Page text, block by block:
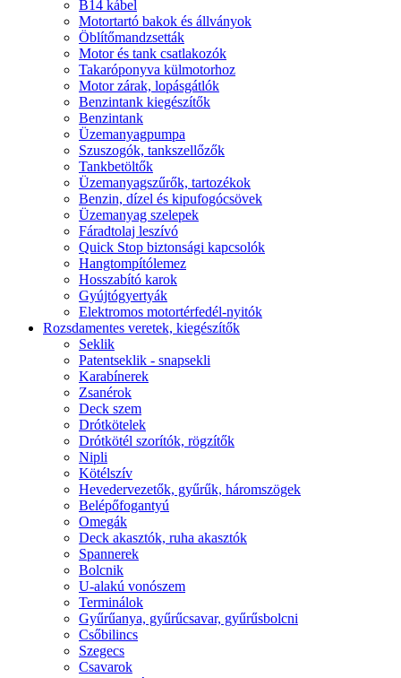
B14 kábel
Motortartó bakok és állványok
Öblítőmandzsetták
Motor és tank csatlakozók
Takaróponyva külmotorhoz
Motor zárak, lopásgátlók
Benzintank kiegészítők
Benzintank
Üzemanyagpumpa
Szuszogók, tankszellőzők
Tankbetöltők
Üzemanyagszűrők, tartozékok
Benzin, dízel és kipufogócsövek
Üzemanyag szelepek
Fáradtolaj leszívó
Quick Stop biztonsági kapcsolók
Hangtompítólemez
Hosszabító karok
Gyújtógyertyák
Elektromos motortérfedél-nyitók
Rozsdamentes veretek, kiegészítők
Seklik
Patentseklik - snapsekli
Karabínerek
Zsanérok
Deck szem
Drótkötelek
Drótkötél szorítók, rögzítők
Nipli
Kötélszív
Hevedervezetők, gyűrűk, háromszögek
Belépőfogantyú
Omegák
Deck akasztók, ruha akasztók
Spannerek
Bolcnik
U-alakú vonószem
Terminálok
Gyűrűanya, gyűrűcsavar, gyűrűsbolcni
Csőbilincs
Szegecs
Csavarok